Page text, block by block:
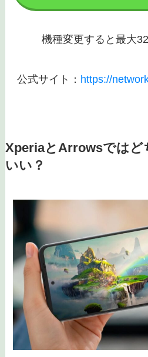
機種変更すると最大
公式サイト： https://
XperiaとArrowsではど
いい？